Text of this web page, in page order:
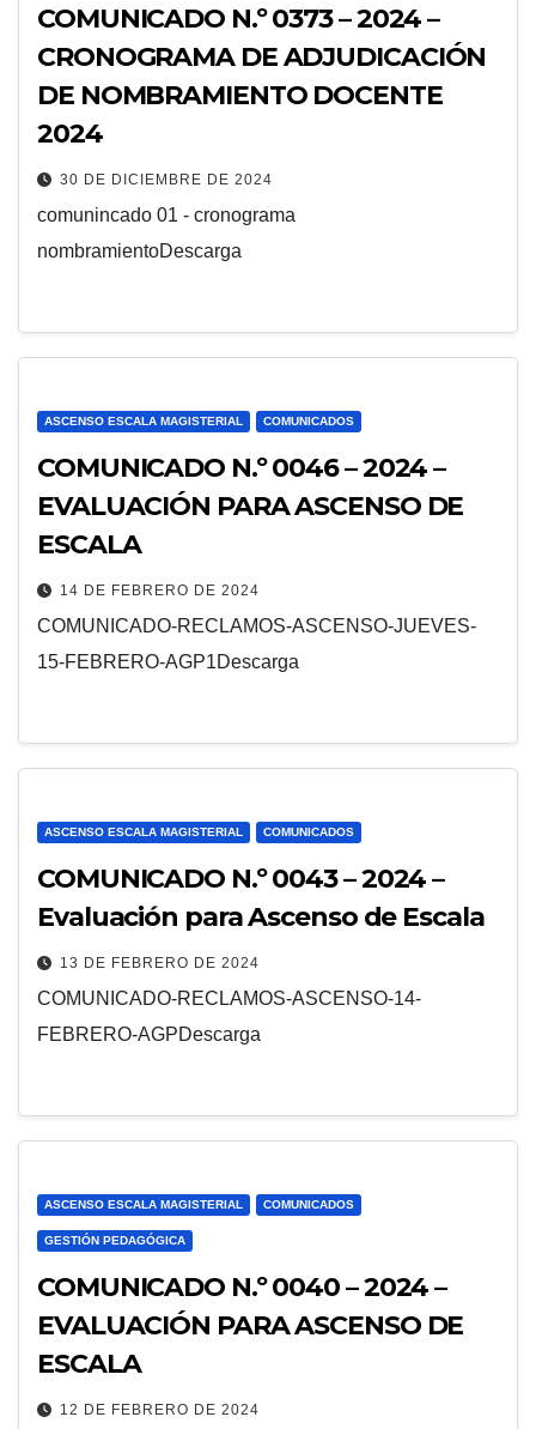
COMUNICADO N.º 0373 – 2024 –
CRONOGRAMA DE ADJUDICACIÓN
DE NOMBRAMIENTO DOCENTE
2024
30 DE DICIEMBRE DE 2024
comunincado 01 - cronograma
nombramientoDescarga
ASCENSO ESCALA MAGISTERIAL COMUNICADOS
COMUNICADO N.º 0046 – 2024 –
EVALUACIÓN PARA ASCENSO DE
ESCALA
14 DE FEBRERO DE 2024
COMUNICADO-RECLAMOS-ASCENSO-JUEVES-
15-FEBRERO-AGP1Descarga
ASCENSO ESCALA MAGISTERIAL COMUNICADOS
COMUNICADO N.º 0043 – 2024 –
Evaluación para Ascenso de Escala
13 DE FEBRERO DE 2024
COMUNICADO-RECLAMOS-ASCENSO-14-
FEBRERO-AGPDescarga
ASCENSO ESCALA MAGISTERIAL COMUNICADOS
GESTIÓN PEDAGÓGICA
COMUNICADO N.º 0040 – 2024 –
EVALUACIÓN PARA ASCENSO DE
ESCALA
12 DE FEBRERO DE 2024